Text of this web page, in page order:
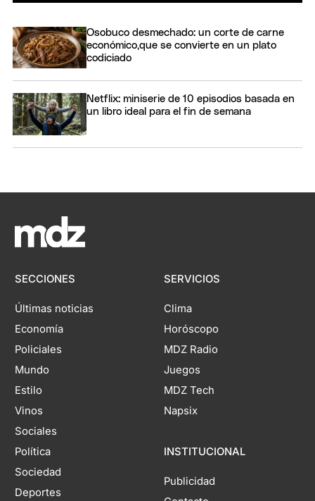
Osobuco desmechado: un corte de carne
económico,que se convierte en un plato
codiciado
Netflix: miniserie de 10 episodios basada en
un libro ideal para el fin de semana
SECCIONES
Últimas noticias
Economía
Policiales
Mundo
Estilo
Vinos
Sociales
Política
Sociedad
Deportes
SERVICIOS
Clima
Horóscopo
MDZ Radio
Juegos
MDZ Tech
Napsix
INSTITUCIONAL
Publicidad